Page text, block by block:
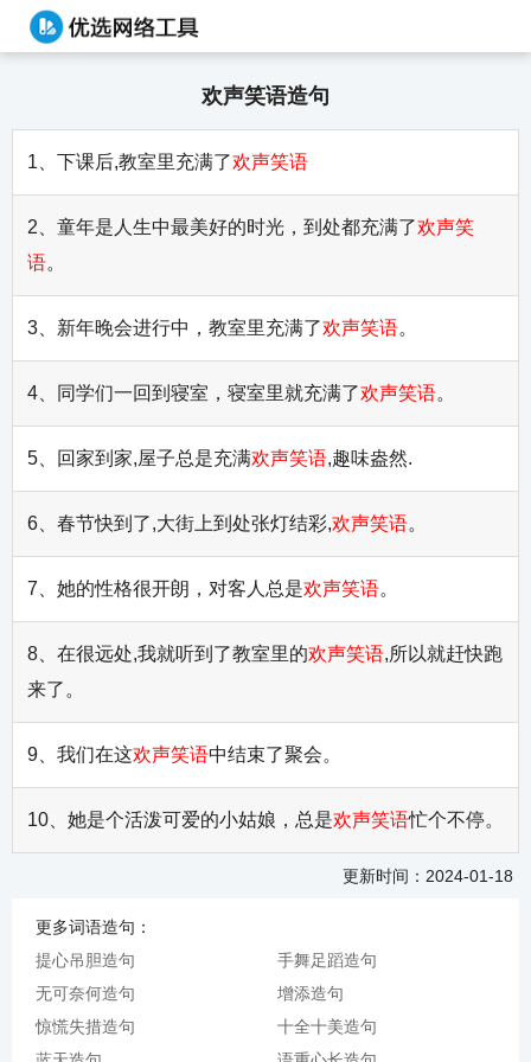
欢声笑语造句
1、下课后,教室里充满了欢声笑语
2、童年是人生中最美好的时光，到处都充满了欢声笑
语。
3、新年晚会进行中，教室里充满了欢声笑语。
4、同学们一回到寝室，寝室里就充满了欢声笑语。
5、回家到家,屋子总是充满欢声笑语,趣味盎然.
6、春节快到了,大街上到处张灯结彩,欢声笑语。
7、她的性格很开朗，对客人总是欢声笑语。
8、在很远处,我就听到了教室里的欢声笑语,所以就赶快跑
来了。
9、我们在这欢声笑语中结束了聚会。
10、她是个活泼可爱的小姑娘，总是欢声笑语忙个不停。
更新时间：2024-01-18
更多词语造句：
提心吊胆造句
手舞足蹈造句
无可奈何造句
增添造句
惊慌失措造句
十全十美造句